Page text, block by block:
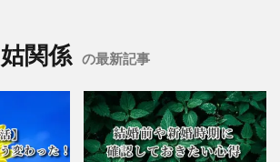
関係 の最新記事